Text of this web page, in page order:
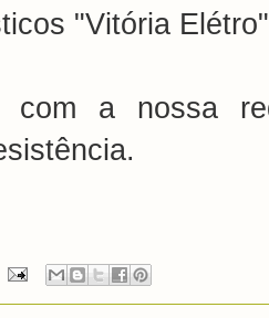
"Vitória
com a nossa